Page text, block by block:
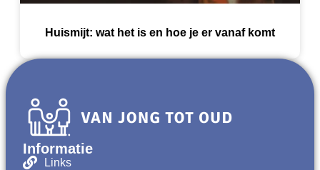
Huismijt: wat het is en hoe je er vanaf komt
Informatie
Links